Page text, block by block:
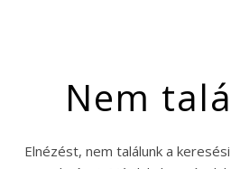
Nem
Elnézést, nem találunk a